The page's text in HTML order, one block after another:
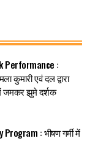
Performance :
कुमारी एवं दल द्वारा
जमकर झुमे दर्शक
: भीषण गर्मी में